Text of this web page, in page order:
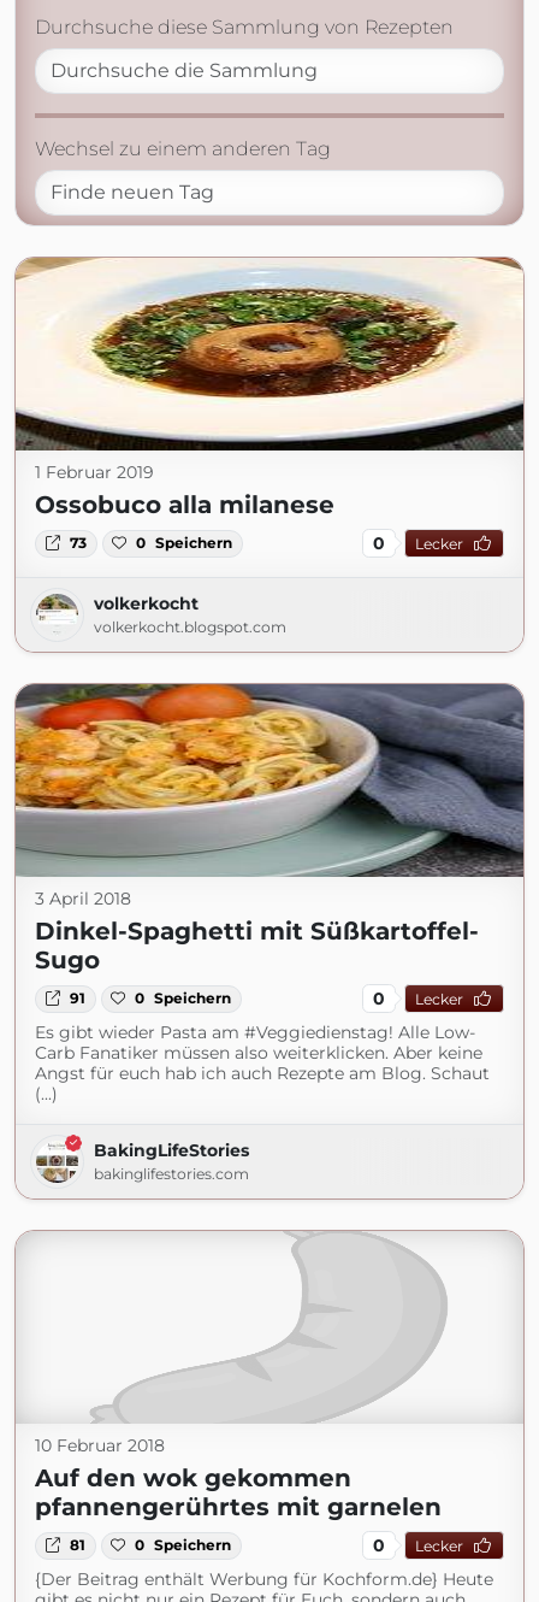
Durchsuche diese Sammlung von Rezepten
Wechsel zu einem anderen Tag
1 Februar 2019
Ossobuco alla milanese
73 0 Speichern 0 Lecker
volkerkocht
volkerkocht.blogspot.com
3 April 2018
Dinkel-Spaghetti mit Süßkartoffel-
Sugo
91 0 Speichern 0 Lecker
Es gibt wieder Pasta am #Veggiedienstag! Alle Low-
Carb Fanatiker müssen also weiterklicken. Aber keine
Angst für euch hab ich auch Rezepte am Blog. Schaut
(...)
BakingLifeStories
bakinglifestories.com
10 Februar 2018
Auf den wok gekommen
pfannengerührtes mit garnelen
81 0 Speichern 0 Lecker
{Der Beitrag enthält Werbung für Kochform.de} Heute